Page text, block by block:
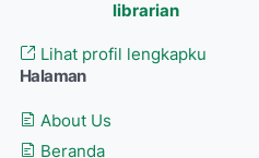
librarian
Lihat profil lengkapku
Halaman
About Us
Beranda